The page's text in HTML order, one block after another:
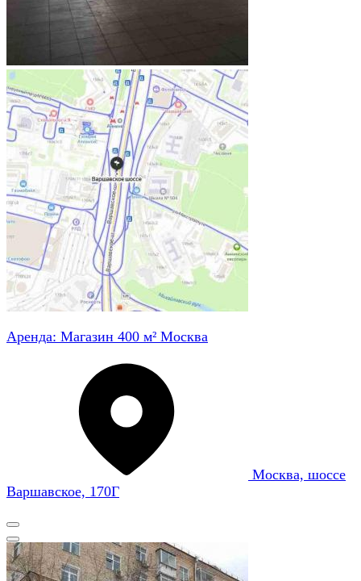
Аренда: Магазин 400 м² Москва
Москва, шоссе
Варшавское, 170Г